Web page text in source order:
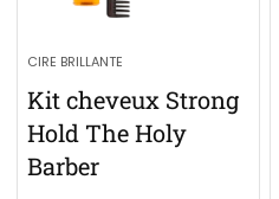
CIRE BRILLANTE
Kit cheveux Strong
Hold The Holy
Barber